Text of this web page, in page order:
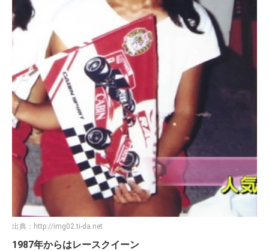
出典： http://img02.ti-da.net
1987年からはレースクイーン